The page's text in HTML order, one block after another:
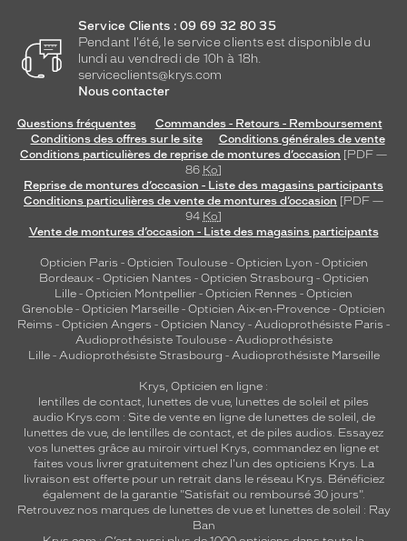
Service Clients : 09 69 32 80 35
Pendant l'été, le service clients est disponible du
lundi au vendredi de 10h à 18h.
serviceclients@krys.com
Nous contacter
Questions fréquentes
Commandes - Retours - Remboursement
Conditions des offres sur le site
Conditions générales de vente
Conditions particulières de reprise de montures d’occasion [PDF —
86 Ko]
Reprise de montures d’occasion - Liste des magasins participants
Conditions particulières de vente de montures d’occasion [PDF —
94 Ko]
Vente de montures d’occasion - Liste des magasins participants
Opticien Paris - Opticien Toulouse- Opticien Lyon - Opticien
Bordeaux- Opticien Nantes - Opticien Strasbourg - Opticien
Lille - Opticien Montpellier - Opticien Rennes - Opticien
Grenoble - Opticien Marseille - Opticien Aix-en-Provence - Opticien
Reims - Opticien Angers - Opticien Nancy - Audioprothésiste Paris -
Audioprothésiste Toulouse- Audioprothésiste
Lille- Audioprothésiste Strasbourg - Audioprothésiste Marseille
Krys, Opticien en ligne :
lentilles de contact lunettes de vue, lunettes de soleil et piles
audio Krys.com : Site de vente en ligne de lunettes de soleil, de
lunettes de vue, de lentilles de contact , et de piles audios. Essayez
vos lunettes grâce au miroir virtuel Krys, commandez en ligne et
faites vous livrer gratuitement chez l'un des opticiens Krys. La
livraison est offerte pour un retrait dans le réseau Krys. Bénéficiez
également de la garantie "Satisfait ou remboursé 30 jours".
Retrouvez nos marques de lunettes de vue et lunettes de soleil : Ray
Ban